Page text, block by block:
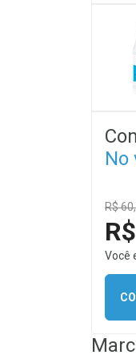
No
R$
Você